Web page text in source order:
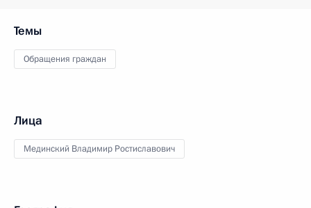
Темы
Обращения граждан
Лица
Мединский Владимир Ростиславович